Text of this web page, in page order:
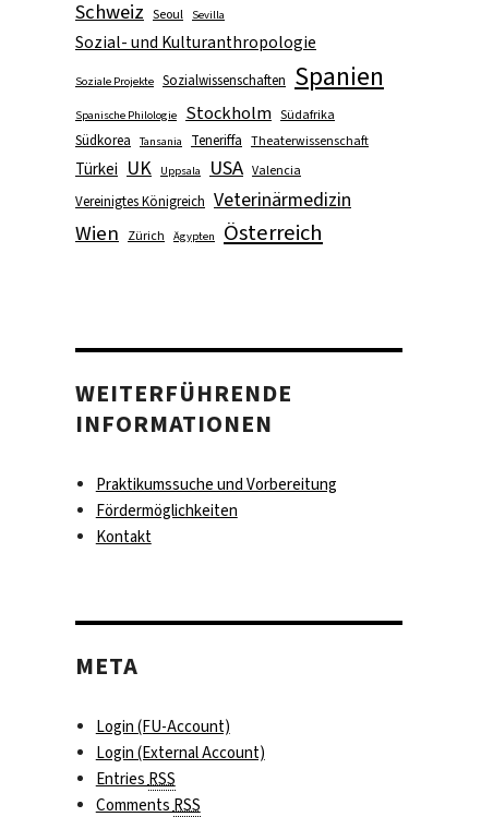
Schweiz Seoul Sevilla
Sozial- und Kulturanthropologie
Soziale Projekte Sozialwissenschaften Spanien
Spanische Philologie Stockholm Südafrika
Südkorea Tansania Teneriffa Theaterwissenschaft
Türkei UK Uppsala USA Valencia
Vereinigtes Königreich Veterinärmedizin
Wien Zürich Ägypten Österreich
WEITERFÜHRENDE
INFORMATIONEN
Praktikumssuche und Vorbereitung
Fördermöglichkeiten
Kontakt
META
Login (FU-Account)
Login (External Account)
EntriesRSS
CommentsRSS